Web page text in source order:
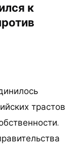
к
трастов